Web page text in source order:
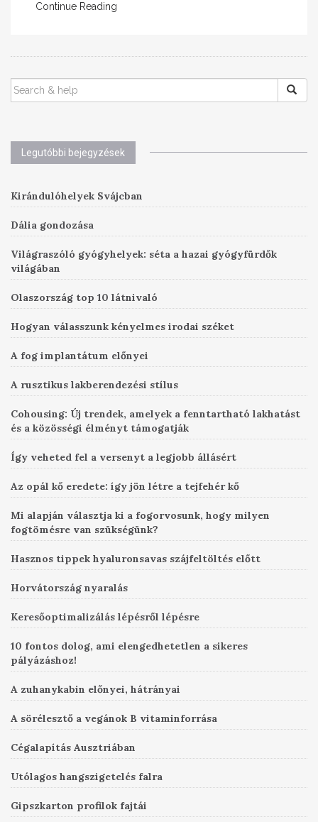
Continue Reading
SEARCH
FOR:
Legutóbbi bejegyzések
Kirándulóhelyek Svájcban
Dália gondozása
Világraszóló gyógyhelyek: séta a hazai gyógyfürdők
világában
Olaszország top 10 látnivaló
Hogyan válasszunk kényelmes irodai széket
A fog implantátum előnyei
A rusztikus lakberendezési stílus
Cohousing: Új trendek, amelyek a fenntartható lakhatást
és a közösségi élményt támogatják
Így veheted fel a versenyt a legjobb állásért
Az opál kő eredete: így jön létre a tejfehér kő
Mi alapján választja ki a fogorvosunk, hogy milyen
fogtömésre van szükségünk?
Hasznos tippek hyaluronsavas szájfeltöltés előtt
Horvátország nyaralás
Keresőoptimalizálás lépésről lépésre
10 fontos dolog, ami elengedhetetlen a sikeres
pályázáshoz!
A zuhanykabin előnyei, hátrányai
A sörélesztő a vegánok B vitaminforrása
Cégalapítás Ausztriában
Utólagos hangszigetelés falra
Gipszkarton profilok fajtái